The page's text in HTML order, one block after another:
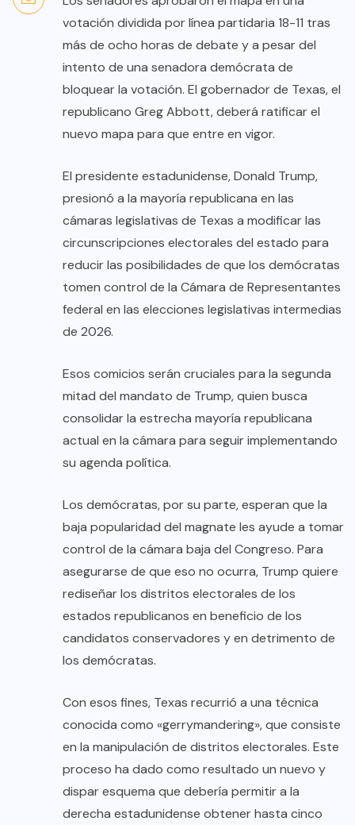
votación dividida por línea partidaria 18-11 tras
más de ocho horas de debate y a pesar del
intento de una senadora demócrata de
bloquear la votación. El gobernador de Texas, el
republicano Greg Abbott, deberá ratificar el
nuevo mapa para que entre en vigor.
El presidente estadunidense, Donald Trump,
presionó a la mayoría republicana en las
cámaras legislativas de Texas a modificar las
circunscripciones electorales del estado para
reducir las posibilidades de que los demócratas
tomen control de la Cámara de Representantes
federal en las elecciones legislativas intermedias
de 2026.
Esos comicios serán cruciales para la segunda
mitad del mandato de Trump, quien busca
consolidar la estrecha mayoría republicana
actual en la cámara para seguir implementando
su agenda política.
Los demócratas, por su parte, esperan que la
baja popularidad del magnate les ayude a tomar
control de la cámara baja del Congreso. Para
asegurarse de que eso no ocurra, Trump quiere
rediseñar los distritos electorales de los
estados republicanos en beneficio de los
candidatos conservadores y en detrimento de
los demócratas.
Con esos fines, Texas recurrió a una técnica
conocida como «gerrymandering», que consiste
en la manipulación de distritos electorales. Este
proceso ha dado como resultado un nuevo y
dispar esquema que debería permitir a la
derecha estadunidense obtener hasta cinco